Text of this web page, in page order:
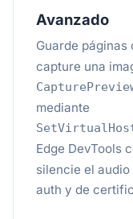
Avanzado
Guarde páginas
capture una
mediante
Edge DevTools
silencie el
auth y de